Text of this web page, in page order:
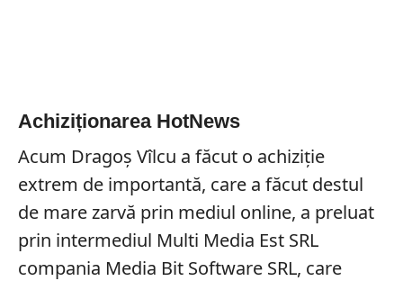
Achiziționarea HotNews
Acum Dragoș Vîlcu a făcut o achiziție
extrem de importantă, care a făcut destul
de mare zarvă prin mediul online, a preluat
prin intermediul Multi Media Est SRL
compania Media Bit Software SRL, care